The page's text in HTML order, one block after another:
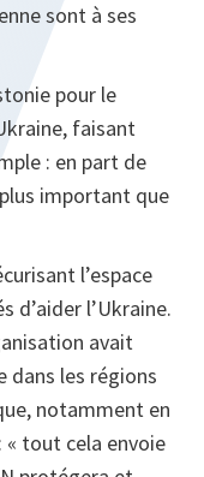
sont à ses
pour le
faisant
: en part de
important que
l’espace
d’aider l’Ukraine.
avait
dans les régions
notamment en
« tout cela envoie